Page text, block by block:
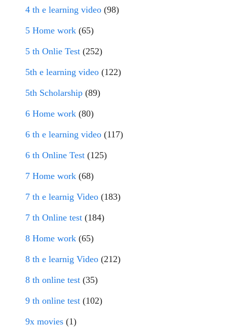
4 th e learning video (98)
5 Home work (65)
5 th Onlie Test (252)
5th e learning video (122)
5th Scholarship (89)
6 Home work (80)
6 th e learning video (117)
6 th Online Test (125)
7 Home work (68)
7 th e learnig Video (183)
7 th Online test (184)
8 Home work (65)
8 th e learnig Video (212)
8 th online test (35)
9 th online test (102)
9x movies (1)